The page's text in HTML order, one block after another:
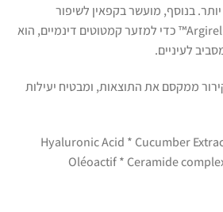
בנוסף, מועשר בקפאין לשיפור
המיקרו-סירקולציה וב-Argireline™ כדי למזער קמטוטים דינמיים, הוא
לעיניים.
ממקסם את התוצאות, ומבטיח יעילות
Hyaluronic Acid * Cucumber
Oléoactif * Ceramide